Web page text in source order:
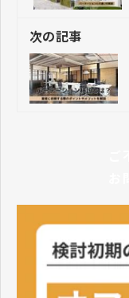
次の記事